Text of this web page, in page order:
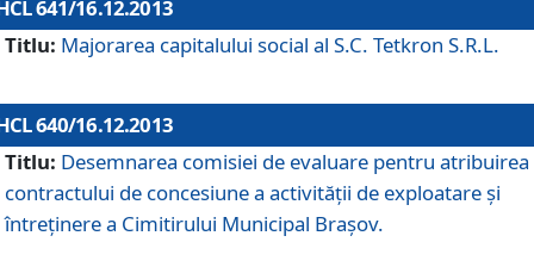
641/16.12.2013
Titlu: Majorarea capitalului social al S.C. Tetkron S.R.L.
640/16.12.2013
Titlu: Desemnarea comisiei de evaluare pentru atribuirea
contractului de concesiune a activităţii de exploatare şi
întreţinere a Cimitirului Municipal Braşov.